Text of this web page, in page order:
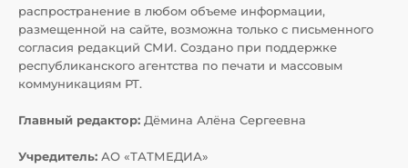
распространение в любом объеме информации,
размещенной на сайте, возможна только с письменного
согласия редакций СМИ. Создано при поддержке
республиканского агентства по печати и массовым
коммуникациям РТ.
Главный редактор: Дёмина Алёна Сергеевна
Учредитель: АО «ТАТМЕДИА»